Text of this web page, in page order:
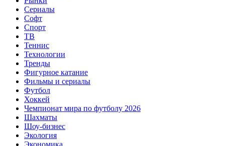
Сериалы
Софт
Спорт
ТВ
Теннис
Технологии
Тренды
Фигурное катание
Фильмы и сериалы
Футбол
Хоккей
Чемпионат мира по футболу 2026
Шахматы
Шоу-бизнес
Экология
Экономика